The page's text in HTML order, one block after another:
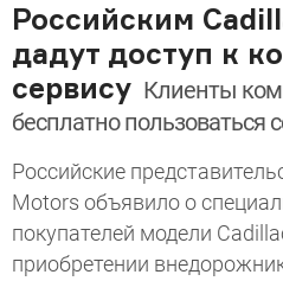
Российским
дадут доступ к
сервиcу Клиенты
бесплатно пользоваться
Российские
Motors объявило о
покупателей модели
приобретении